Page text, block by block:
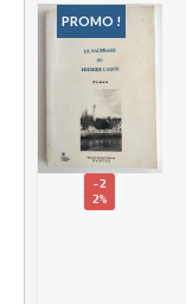
PROMO !
-2
2%